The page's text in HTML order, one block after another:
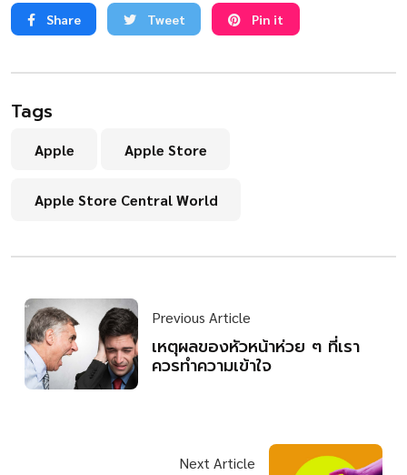
Share Tweet Pin it
Tags
Apple Apple Store
Apple Store Central World
Previous Article
เหตุผลของหัวหน้าห่วย ๆ ที่เรา
ควรทำความเข้าใจ
Next Article